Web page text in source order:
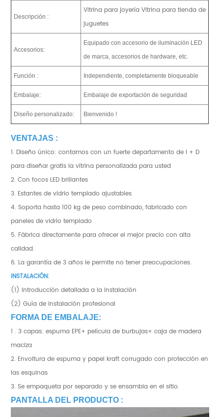
Descripción :
Vitrina para joyería Vitrina para tienda de
juguetes
Accesorios:
Equipado con accesorio de iluminación LED
de marca, accesorios de hardware, etc.
Función : Independiente, completamente bloqueable
Embalaje: Embalaje de exportación de seguridad
Diseño personalizado: Bienvenido !
VENTAJAS :
1. Diseño único: contamos con un fuerte departamento de I + D
para diseñar gratis la vitrina personalizada para usted
2. Con focos LED brillantes
3. Estantes de vidrio templado ajustables
4. Soporta hasta 100 kg de peso combinado, fabricado con
paneles de vidrio templado
5. Fábrica directamente para ofrecer el mejor precio con alta
calidad.
6. La garantía de 3 años le permite no tener preocupaciones.
INSTALACIÓN:
(1) Introducción detallada a la instalación
(2) Guía de instalación profesional
FORMA DE EMBALAJE:
1 . 3 capas: espuma EPE+ película de burbujas+ caja de madera
maciza
2. Envoltura de espuma y papel kraft corrugado con protección en
las esquinas
3. Se empaqueta por separado y se ensambla en el sitio.
PANTALLA DEL PRODUCTO :